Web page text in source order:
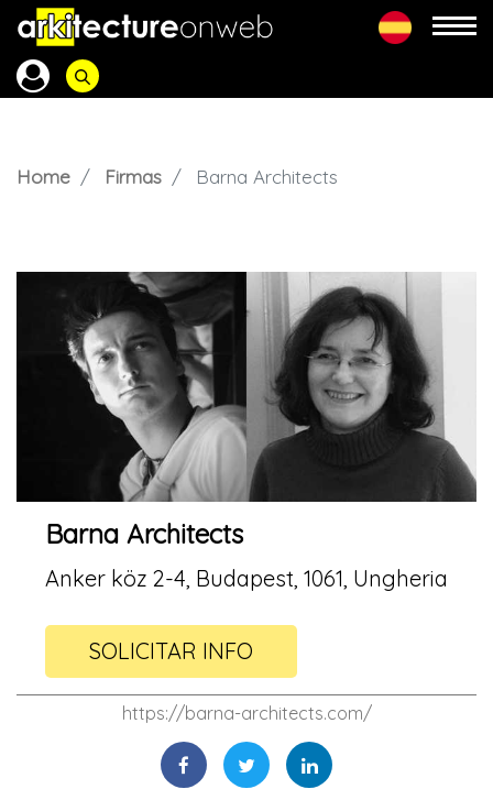
Home Firmas Barna Architects
Barna Architects
Anker köz 2-4, Budapest, 1061, Ungheria
SOLICITAR INFO
https://barna-architects.com/